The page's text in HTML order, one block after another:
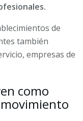
de
también
empresas de
como